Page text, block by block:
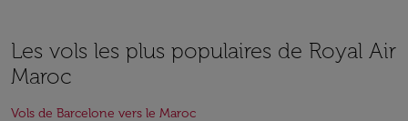
Les vols les plus populaires de Royal Air
Maroc
Vols de Barcelone vers le Maroc